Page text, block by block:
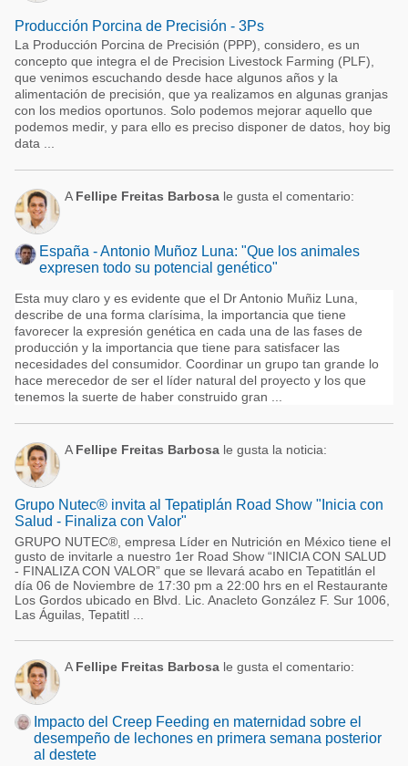
Producción Porcina de Precisión - 3Ps
La Producción Porcina de Precisión (PPP), considero, es un
concepto que integra el de Precision Livestock Farming (PLF),
que venimos escuchando desde hace algunos años y la
alimentación de precisión, que ya realizamos en algunas granjas
con los medios oportunos. Solo podemos mejorar aquello que
podemos medir, y para ello es preciso disponer de datos, hoy big
data ...
A Fellipe Freitas Barbosa le gusta el comentario:
España - Antonio Muñoz Luna: "Que los animales
expresen todo su potencial genético"
Esta muy claro y es evidente que el Dr Antonio Muñiz Luna,
describe de una forma clarísima, la importancia que tiene
favorecer la expresión genética en cada una de las fases de
producción y la importancia que tiene para satisfacer las
necesidades del consumidor. Coordinar un grupo tan grande lo
hace merecedor de ser el líder natural del proyecto y los que
tenemos la suerte de haber construido gran ...
A Fellipe Freitas Barbosa le gusta la noticia:
Grupo Nutec® invita al Tepatiplán Road Show "Inicia con
Salud - Finaliza con Valor"
GRUPO NUTEC®, empresa Líder en Nutrición en México tiene el
gusto de invitarle a nuestro 1er Road Show “INICIA CON SALUD
- FINALIZA CON VALOR” que se llevará acabo en Tepatitlán el
día 06 de Noviembre de 17:30 pm a 22:00 hrs en el Restaurante
Los Gordos ubicado en Blvd. Lic. Anacleto González F. Sur 1006,
Las Águilas, Tepatitl ...
A Fellipe Freitas Barbosa le gusta el comentario:
Impacto del Creep Feeding en maternidad sobre el
desempeño de lechones en primera semana posterior
al destete